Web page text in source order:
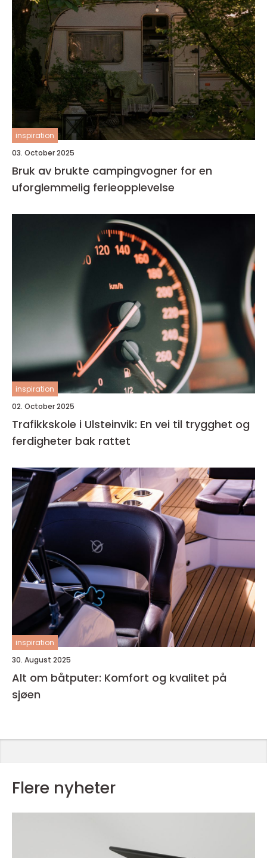
inspiration
03. October 2025
Bruk av brukte campingvogner for en
uforglemmelig ferieopplevelse
inspiration
02. October 2025
Trafikkskole i Ulsteinvik: En vei til trygghet og
ferdigheter bak rattet
inspiration
30. August 2025
Alt om båtputer: Komfort og kvalitet på
sjøen
Flere nyheter